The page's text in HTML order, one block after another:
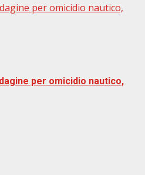
per omicidio nautico,
per omicidio nautico,